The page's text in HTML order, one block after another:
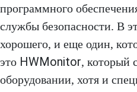
программного
службы безопасности. В
хорошего, и еще один,
это HWMonitor, который
оборудовании, хотя и